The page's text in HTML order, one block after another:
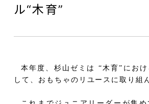
ル“木育”
本年度、杉山ゼミは “木育”におけ
して、おもちゃのリユースに取り組